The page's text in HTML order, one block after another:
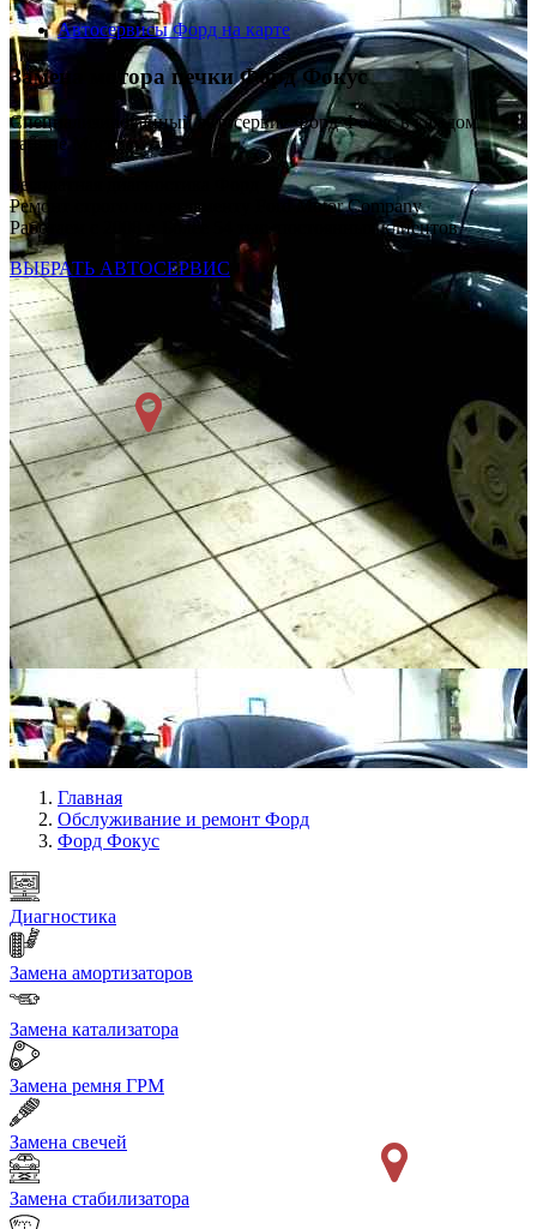
Автосервисы Форд на карте
Замена мотора печки Форд Фокус
Специализированный автосервис Форд Фокус в каждом
районе Москвы
Бесплатная диагностика Форд
Ремонт строго по регламенту Ford Motor Company
Работаем с 2008 г. Более 54 тыс. постоянных клиентов
ВЫБРАТЬ АВТОСЕРВИС
Главная
Обслуживание и ремонт Форд
Форд Фокус
Диагностика
Замена амортизаторов
Замена катализатора
Замена ремня ГРМ
Замена свечей
Замена стабилизатора